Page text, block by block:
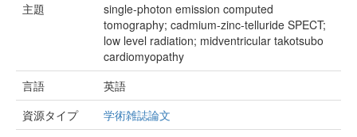
主題
single-photon emission computed
tomography; cadmium-zinc-telluride SPECT;
low level radiation; midventricular takotsubo
cardiomyopathy
言語
英語
資源タイプ
学術雑誌論文